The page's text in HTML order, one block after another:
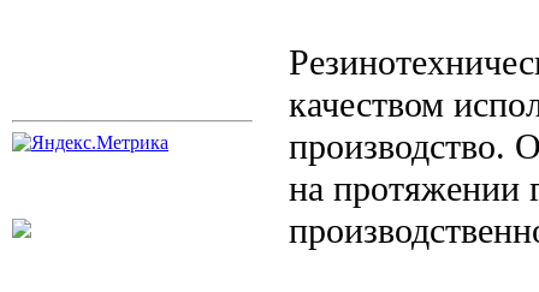
качеством
производство.
на протяжении